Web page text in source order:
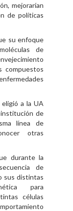
mejorarían
de políticas
su enfoque
de
compuestos
a la UA
de
línea de
otras
durante la
de
sus distintas
para
células